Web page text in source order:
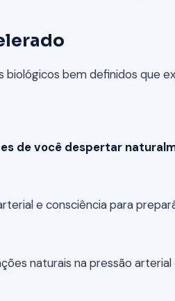
bem definidos que
de você despertar
e consciência para
naturais na pressão